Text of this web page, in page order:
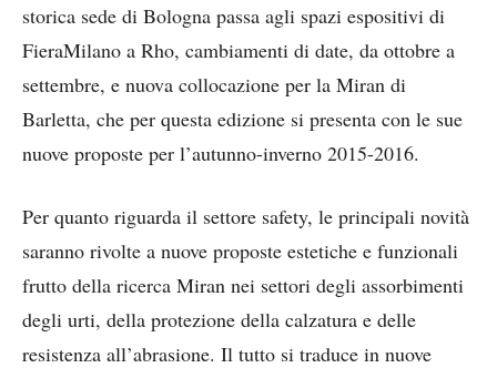
storica sede di Bologna passa agli spazi espositivi di
FieraMilano a Rho, cambiamenti di date, da ottobre a
settembre, e nuova collocazione per la Miran di
Barletta, che per questa edizione si presenta con le sue
nuove proposte per l’autunno-inverno 2015-2016.
Per quanto riguarda il settore safety, le principali novità
saranno rivolte a nuove proposte estetiche e funzionali
frutto della ricerca Miran nei settori degli assorbimenti
degli urti, della protezione della calzatura e delle
resistenza all’abrasione. Il tutto si traduce in nuove